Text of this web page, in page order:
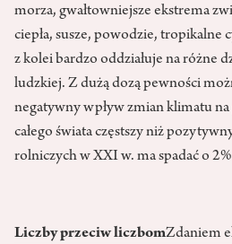
morza, gwałtowniejsze ekstrema
ciepła, susze, powodzie, tropikalne
z kolei bardzo oddziałuje na różne
ludzkiej. Z dużą dozą pewności
negatywny wpływ zmian klimatu
całego świata częstszy niż
rolniczych w XXI w. ma spadać o
Liczby przeciw liczbomZdaniem